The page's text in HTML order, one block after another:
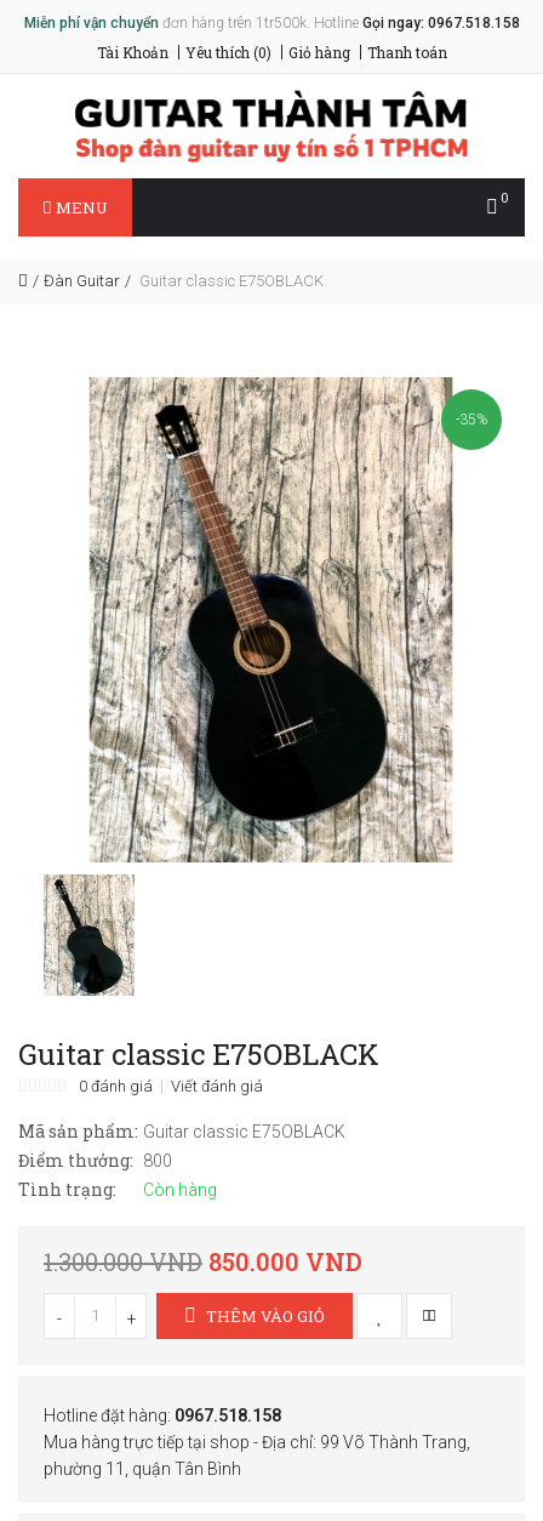
Miễn phí vận chuyểnđơn hàng trên 1tr500k. Hotline Gọi ngay: 0967.518.158
Tài Khoản Yêu thích (0) Giỏ hàng Thanh toán
0
MENU
Đàn Guitar Guitar classic E75OBLACK
-35%
Guitar classic E75OBLACK
0 đánh giá Viết đánh giá
Mã sản phẩm: Guitar classic E75OBLACK
Điểm thưởng: 800
Tình trạng: Còn hàng
1.300.000 VND 850.000 VND
- + THÊM VÀO GIỎ
Hotline đặt hàng: 0967.518.158
Mua hàng trực tiếp tại shop - Địa chỉ: 99 Võ Thành Trang,
phường 11, quận Tân Bình